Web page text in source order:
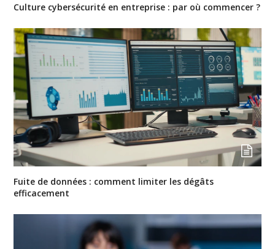
Culture cybersécurité en entreprise : par où commencer ?
Fuite de données : comment limiter les dégâts
efficacement